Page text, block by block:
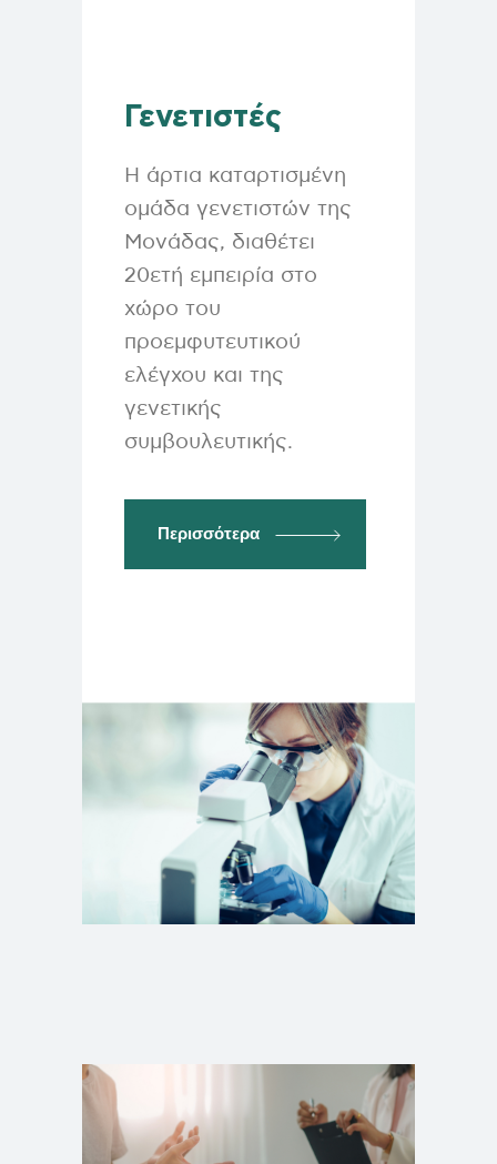
Γενετιστές
Η άρτια καταρτισμένη
ομάδα γενετιστών της
Μονάδας, διαθέτει
20ετή εμπειρία στο
χώρο του
προεμφυτευτικού
ελέγχου και της
γενετικής
συμβουλευτικής.
Περισσότερα